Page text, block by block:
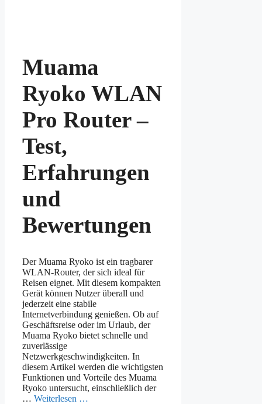
Muama
Ryoko WLAN
Pro Router –
Test,
Erfahrungen
und
Bewertungen
Der Muama Ryoko ist ein tragbarer
WLAN-Router, der sich ideal für
Reisen eignet. Mit diesem kompakten
Gerät können Nutzer überall und
jederzeit eine stabile
Internetverbindung genießen. Ob auf
Geschäftsreise oder im Urlaub, der
Muama Ryoko bietet schnelle und
zuverlässige
Netzwerkgeschwindigkeiten. In
diesem Artikel werden die wichtigsten
Funktionen und Vorteile des Muama
Ryoko untersucht, einschließlich der
… Weiterlesen …